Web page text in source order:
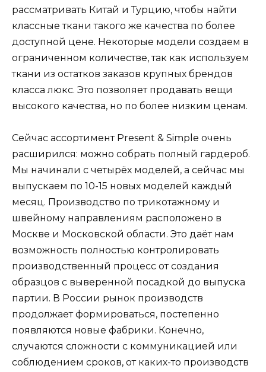
рассматривать Китай и Турцию, чтобы найти
классные ткани такого же качества по более
доступной цене. Некоторые модели создаем в
ограниченном количестве, так как используем
ткани из остатков заказов крупных брендов
класса люкс. Это позволяет продавать вещи
высокого качества, но по более низким ценам.
Сейчас ассортимент Present & Simple очень
расширился: можно собрать полный гардероб.
Мы начинали с четырёх моделей, а сейчас мы
выпускаем по 10-15 новых моделей каждый
месяц. Производство по трикотажному и
швейному направлениям расположено в
Москве и Московской области. Это даёт нам
возможность полностью контролировать
производственный процесс от создания
образцов с выверенной посадкой до выпуска
партии. В России рынок производств
продолжает формироваться, постепенно
появляются новые фабрики. Конечно,
случаются сложности с коммуникацией или
соблюдением сроков, от каких-то производств